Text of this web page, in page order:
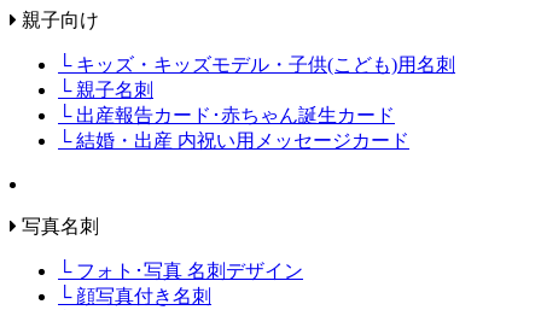
親子向け
└ キッズ・キッズモデル・子供(こども)用名刺
└ 親子名刺
└ 出産報告カード･赤ちゃん誕生カード
└ 結婚・出産 内祝い用メッセージカード
写真名刺
└ フォト･写真 名刺デザイン
└ 顔写真付き名刺